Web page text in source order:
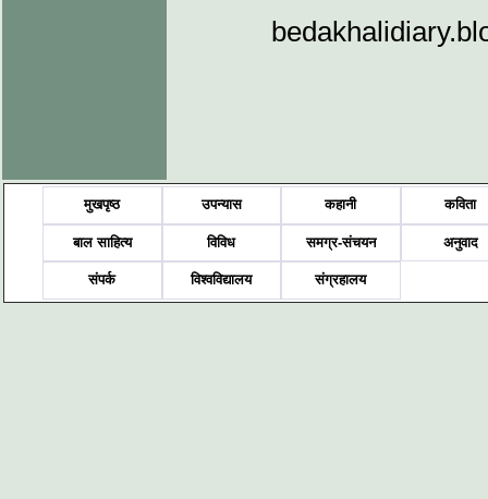
मुखपृष्ठ उपन्यास कहानी कविता
बाल साहित्य विविध समग्र-संचयन अनुवाद
संपर्क विश्वविद्यालय संग्रहालय